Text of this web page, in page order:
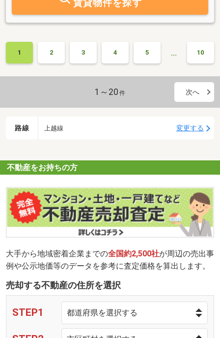
賃貸物件を探す
1 2 3 4 5 … 10
1～20 件 次へ
路線 上越線 変更する
不動産をお持ちの方
大手から地域密着企業までの全国約2,500社が周辺の売出事
例や公示地価等のデータを参考に査定価格を算出します。
売却する不動産の住所を選択
STEP1